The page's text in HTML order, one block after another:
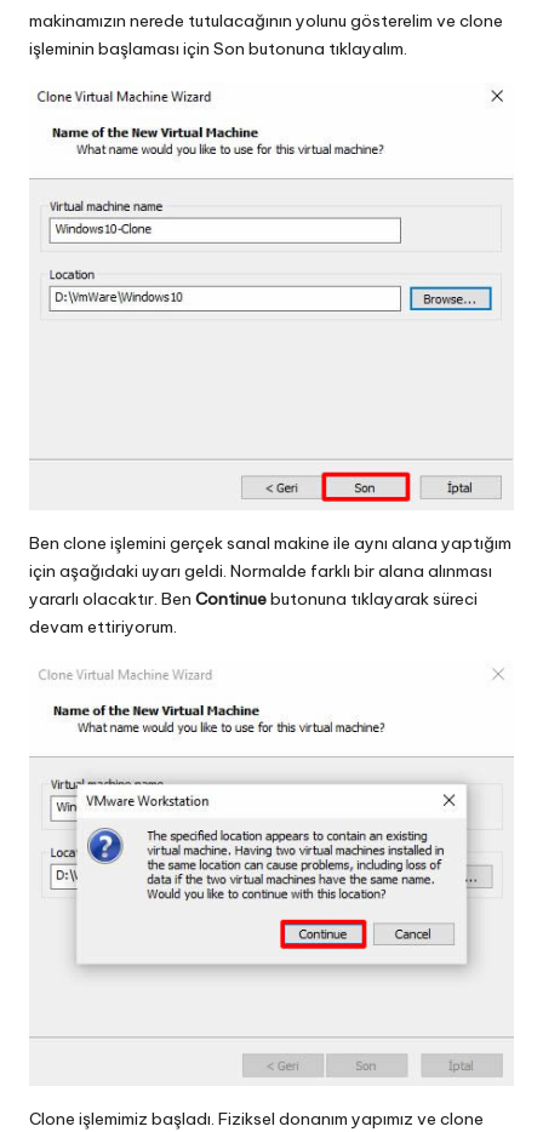
makinamızın nerede tutulacağının yolunu gösterelim ve clone
işleminin başlaması için Son butonuna tıklayalım.
Ben clone işlemini gerçek sanal makine ile aynı alana yaptığım
için aşağıdaki uyarı geldi. Normalde farklı bir alana alınması
yararlı olacaktır. Ben Continuebutonuna tıklayarak süreci
devam ettiriyorum.
Clone işlemimiz başladı. Fiziksel donanım yapımız ve clone